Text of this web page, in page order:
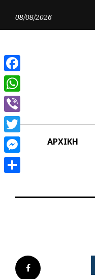
08/08/2026
ΑΡΧΙΚΗ
Facebook
Facebook
WhatsApp
Viber
Twitter
Messenger